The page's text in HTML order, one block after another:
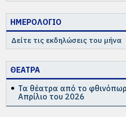
ΗΜΕΡΟΛΟΓΙΟ
Δείτε τις εκδηλώσεις του μήνα
ΘΕΑΤΡΑ
Τα θέατρα από το
Απρίλιο του 2026